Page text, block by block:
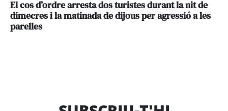
El cos d’ordre arresta dos turistes durant la nit de
dimecres i la matinada de dijous per agressió a les
parelles